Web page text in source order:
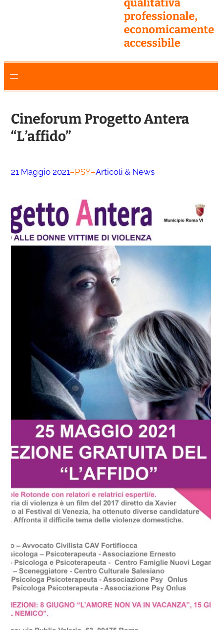
qualitativa
professionale,
economicamente
accessibile
Cineforum Progetto Antera
“L’affido”
21 Maggio 2021–PSY–Articoli & News